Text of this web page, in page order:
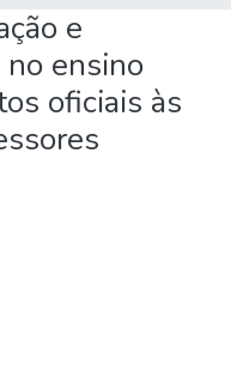
e
ensino
oficiais às